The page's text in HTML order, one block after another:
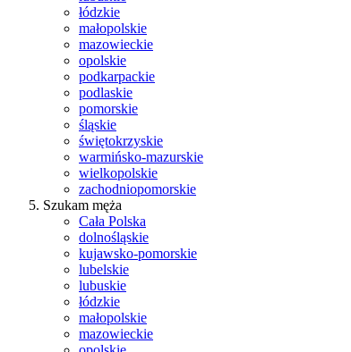
łódzkie
małopolskie
mazowieckie
opolskie
podkarpackie
podlaskie
pomorskie
śląskie
świętokrzyskie
warmińsko-mazurskie
wielkopolskie
zachodniopomorskie
Szukam męża
Cała Polska
dolnośląskie
kujawsko-pomorskie
lubelskie
lubuskie
łódzkie
małopolskie
mazowieckie